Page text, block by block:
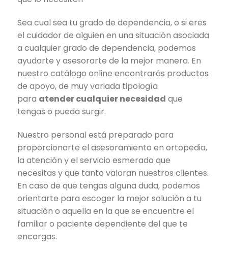
Sea cual sea tu grado de dependencia, o si eres
el cuidador de alguien en una situación asociada
a cualquier grado de dependencia, podemos
ayudarte y asesorarte de la mejor manera. En
nuestro catálogo online encontrarás productos
de apoyo, de muy variada tipología
para atender cualquier necesidad que
tengas o pueda surgir.
Nuestro personal está preparado para
proporcionarte el asesoramiento en ortopedia,
la atención y el servicio esmerado que
necesitas y que tanto valoran nuestros clientes.
En caso de que tengas alguna duda, podemos
orientarte para escoger la mejor solución a tu
situación o aquella en la que se encuentre el
familiar o paciente dependiente del que te
encargas.